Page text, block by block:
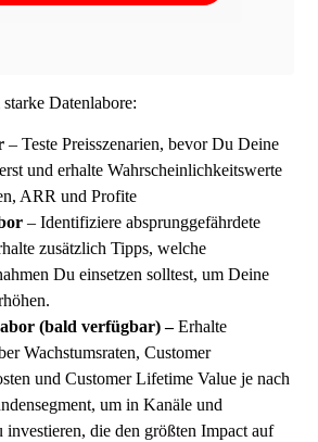
Datenlabore:
– Teste Preisszenarien, bevor Du Deine
und erhalte Wahrscheinlichkeitswerte
ARR und Profite
– Identifiziere absprunggefährdete
zusätzlich Tipps, welche
Du einsetzen solltest, um Deine
(bald verfügbar) –Erhalte
Wachstumsraten, Customer
und Customer Lifetime Value je nach
um in Kanäle und
investieren, die den größten Impact auf